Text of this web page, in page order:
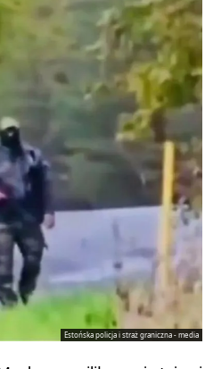
Estońska policja i straż graniczna - media